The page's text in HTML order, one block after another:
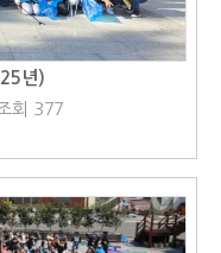
년)
회 377